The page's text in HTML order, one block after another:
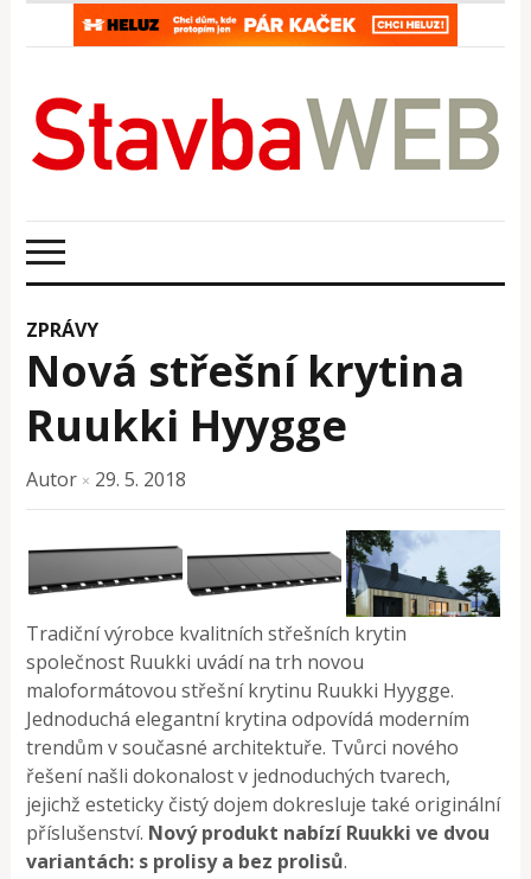
ZPRÁVY
Nová střešní krytina
Ruukki Hyygge
Autor × 29. 5. 2018
Tradiční výrobce kvalitních střešních krytin
společnost Ruukki uvádí na trh novou
maloformátovou střešní krytinu Ruukki Hyygge.
Jednoduchá elegantní krytina odpovídá moderním
trendům v současné architektuře. Tvůrci nového
řešení našli dokonalost v jednoduchých tvarech,
jejichž esteticky čistý dojem dokresluje také originální
příslušenství. Nový produkt nabízí Ruukki ve dvou
variantách: s prolisy a bez prolisů.